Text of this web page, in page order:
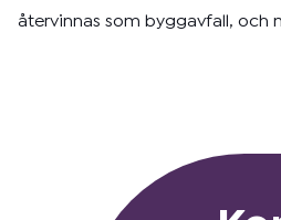
återvinnas som byggavfall, och